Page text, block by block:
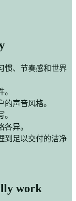
、节奏感和世界
声音风格。
异。
到足以交付的洁净
work